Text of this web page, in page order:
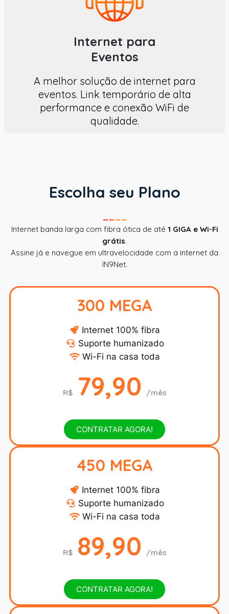
Internet para
Eventos
A melhor solução de internet para
eventos. Link temporário de alta
performance e conexão WiFi de
qualidade.
Escolha seu Plano
Internet banda larga com fibra ótica de até 1 GIGA e Wi-Fi
grátis.
Assine já e navegue em ultravelocidade com a internet da
IN9Net.
300 MEGA
Internet 100% fibra
Suporte humanizado
Wi-Fi na casa toda
R$ 79,90 /mês
CONTRATAR AGORA!
450 MEGA
Internet 100% fibra
Suporte humanizado
Wi-Fi na casa toda
R$ 89,90 /mês
CONTRATAR AGORA!